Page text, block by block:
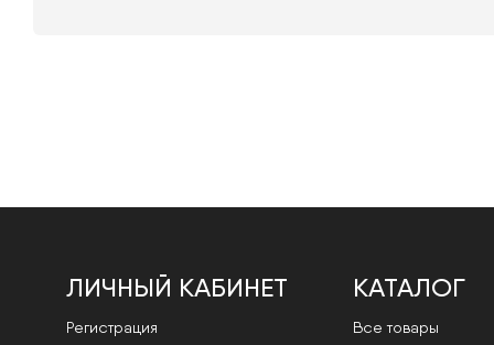
ЛИЧНЫЙ КАБИНЕТ
Регистрация
КАТАЛОГ
Все товары